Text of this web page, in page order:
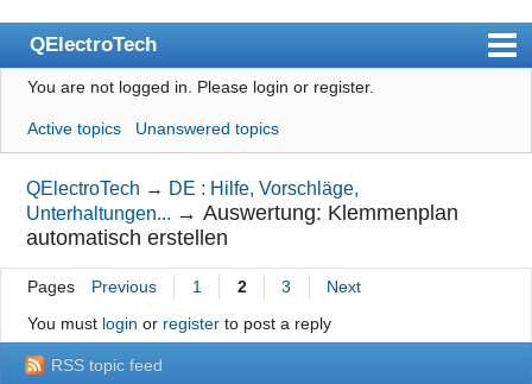
QElectroTech
Index
User list
Search
Register
Login
Wiki
You are not logged in. Please login or register.
Active topics Unanswered topics
QElectroTech → DE : Hilfe, Vorschläge,
Unterhaltungen... →Auswertung: Klemmenplan
automatisch erstellen
Pages Previous 1 2 3
Next
You must login or registerto post a reply
RSS topic feed